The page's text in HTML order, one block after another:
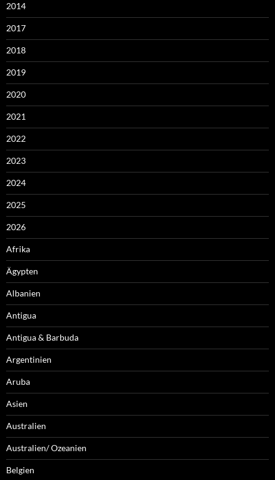
2014
2017
2018
2019
2020
2021
2022
2023
2024
2025
2026
Afrika
Ägypten
Albanien
Antigua
Antigua & Barbuda
Argentinien
Aruba
Asien
Australien
Australien/ Ozeanien
Belgien